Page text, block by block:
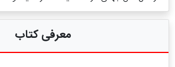
معرفی کتاب